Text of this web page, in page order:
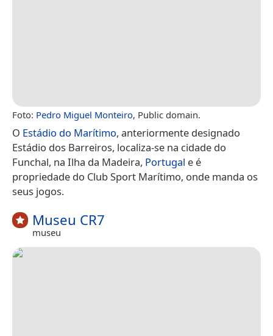
Foto: Pedro Miguel Monteiro, Public domain.
O Estádio do Marítimo, anteriormente designado
Estádio dos Barreiros, localiza-se na cidade do
Funchal, na Ilha da Madeira, Portugal e é
propriedade do Club Sport Marítimo, onde manda os
seus jogos.
Museu CR7
museu